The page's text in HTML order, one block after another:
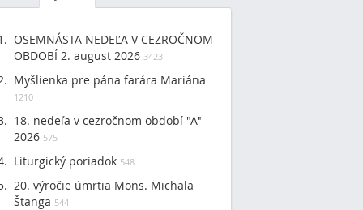
OSEMNÁSTA NEDEĽA V CEZROČNOM
OBDOBÍ 2. august 2026 3423
Myšlienka pre pána farára Mariána
1210
18. nedeľa v cezročnom období "A"
2026 575
Liturgický poriadok 548
20. výročie úmrtia Mons. Michala
Štanga 544